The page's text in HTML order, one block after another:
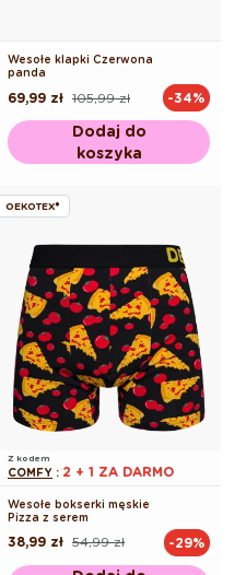
Wesołe klapki Czerwona
panda
Cena
105,99 zł
Cena
69,99 zł -34%
Dodaj do
koszyka
OEKOTEX®
Z kodem
COMFY : 2 + 1 ZA DARMO
Wesołe bokserki męskie
Pizza z serem
Cena
54,99 zł
Cena
38,99 zł -29%